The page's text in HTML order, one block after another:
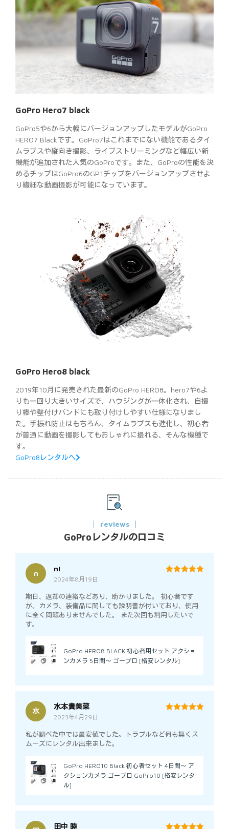
GoPro Hero7 black
GoPro5や6から大幅にバージョンアップしたモデルがGoPro
HERO7 Blackです。GoPro7はこれまでにない機能であるタイ
ムラプスや縦向き撮影、ライブストリーミングなど幅広い新
機能が追加された人気のGoProです。また、GoProの性能を決
めるチップはGoPro6のGP1チップをバージョンアップさせよ
り繊細な動画撮影が可能になっています。
GoPro Hero8 black
2019年10月に発売された最新のGoPro HERO8。hero7や6よ
りも一回り大きいサイズで、ハウジングが一体化され、自撮
り棒や壁付けバンドにも取り付けしやすい仕様になりまし
た。手振れ防止はもちろん、タイムラプスも進化し、初心者
が普通に動画を撮影してもおしゃれに撮れる、そんな機種で
す。
GoPro8レンタルへ
reviews
GoProレンタルの口コミ
n
nI
2024年8月19日
期日、返却の連絡などあり、助かりました。 初心者です
が、カメラ、装備品に関しても説明書が付いており、使用
に全く問題ありませんでした。 また次回も利用したいで
す。
GoPro HERO8 BLACK 初心者用セット アクショ
ンカメラ 5日間～ ゴープロ [格安レンタル]
水
水本貴美菜
2023年4月29日
私が調べた中では最安値でした。トラブルなど何も無くス
ムーズにレンタル出来ました。
GoPro HERO10 Black 初心者セット 4日間～ ア
クションカメラ ゴープロ GoPro10 [格安レンタ
ル]
田中 睦